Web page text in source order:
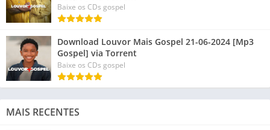
Baixe os CDs gospel
Download Louvor Mais Gospel 21-06-2024 [Mp3
Gospel] via Torrent
Baixe os CDs gospel
MAIS RECENTES